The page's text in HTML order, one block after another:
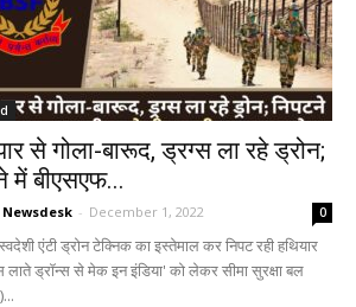
से गोला-बारूद, ड्रग्‍स ला रहे ड्रोन;
में बीएसएफ...
- December 1, 2022 0
एंटी ड्रोन टेक्निक का इस्तेमाल कर निपट रही हथियार
ड्रॉन्स से मेक इन इंडिया' को लेकर सीमा सुरक्षा बल